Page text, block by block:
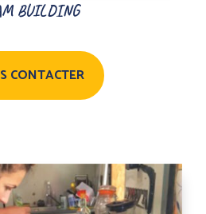
BUILDING
CONTACTER